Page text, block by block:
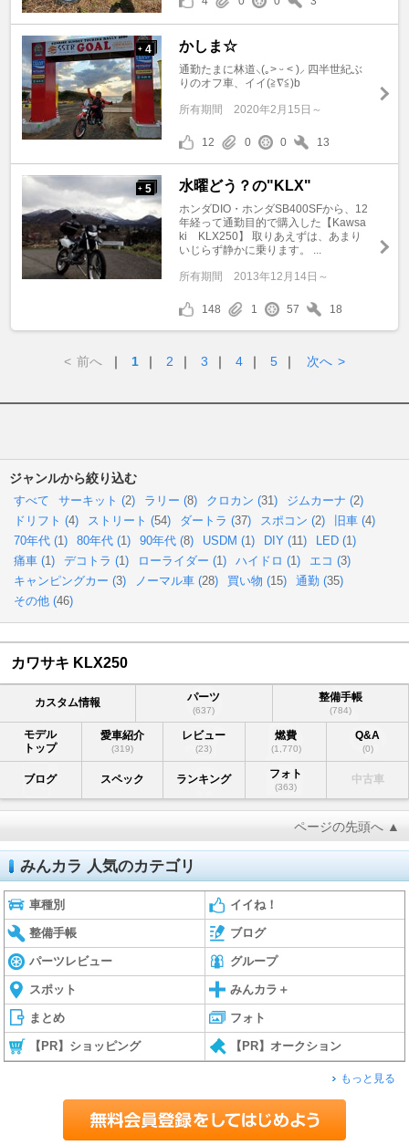
+ 4 かしま☆
通勤たまに林道⸜(｡˃ ᵕ ˂ )⸝ 四半世紀ぶ
りのオフ車、イイ(≧∇≦)b
所有期間 2020年2月15日～
12 0 0 13
+ 5 水曜どう？の"KLX"
ホンダDIO・ホンダSB400SFから、12
年経って通勤目的で購入した【Kawsa
ki KLX250】 取りあえずは、あまり
いじらず静かに乗ります。 ...
所有期間 2013年12月14日～
148 1 57 18
< 前へ ｜ 1 ｜ 2 ｜ 3 ｜ 4 ｜ 5 ｜ 次へ >
ジャンルから絞り込む
すべて サーキット (2) ラリー (8) クロカン (31) ジムカーナ (2)
ドリフト (4) ストリート (54) ダートラ (37) スポコン (2) 旧車 (4)
70年代 (1) 80年代 (1) 90年代 (8) USDM (1) DIY (11) LED (1)
痛車 (1) デコトラ (1) ローライダー (1) ハイドロ (1) エコ (3)
キャンピングカー (3) ノーマル車 (28) 買い物 (15) 通勤 (35)
その他 (46)
カワサキ KLX250
カスタム情報 パーツ
(637)
整備手帳
(784)
モデル
トップ
愛車紹介
(319)
レビュー
(23)
燃費
(1,770)
Q&A
(0)
ブログ スペック ランキング フォト
(363)
中古車
ページの先頭へ ▲
みんカラ 人気のカテゴリ
車種別 イイね！
整備手帳 ブログ
パーツレビュー グループ
スポット みんカラ＋
まとめ フォト
【PR】ショッピング 【PR】オークション
もっと見る